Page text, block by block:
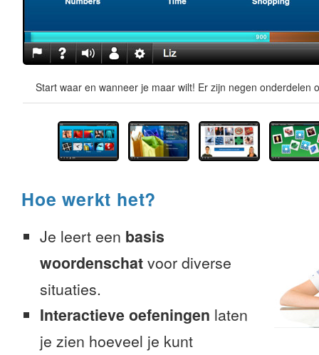
Start waar en wanneer je maar wilt! Er zijn negen onderdelen
Hoe werkt het?
Je leert een basis
woordenschat voor diverse
situaties.
Interactieve oefeningen laten
je zien hoeveel je kunt